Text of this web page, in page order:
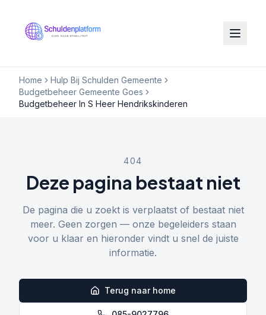
Home
Hulp Bij Schulden Gemeente
Budgetbeheer Gemeente Goes
Budgetbeheer In S Heer Hendrikskinderen
404
Deze pagina bestaat niet
De pagina die u zoekt is verplaatst of bestaat niet
meer. Geen zorgen — onze begeleiders staan
voor u klaar en hieronder vindt u snel de juiste
informatie.
Terug naar home